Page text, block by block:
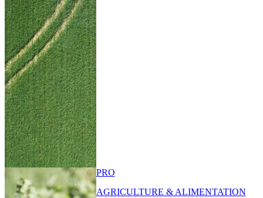
PRO
AGRICULTURE & ALIMENTATION